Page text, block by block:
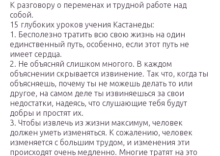
К разговору о переменах и трудной работе над
собой.
15 глубоких уроков учения Кастанеды:
1. Бесполезно тратить всю свою жизнь на один
единственный путь, особенно, если этот путь не
имеет сердца.
2. Не объясняй слишком многого. В каждом
объяснении скрывается извинение. Так что, когда ты
объясняешь, почему ты не можешь делать то или
другое, на самом деле ты извиняешься за свои
недостатки, надеясь, что слушающие тебя будут
добры и простят их.
3. Чтобы извлечь из жизни максимум, человек
должен уметь изменяться. К сожалению, человек
изменяется с большим трудом, и изменения эти
происходят очень медленно. Многие тратят на это